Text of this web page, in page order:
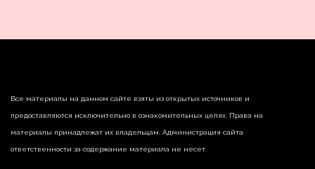
Все материалы на данном сайте взяты из открытых источников и
предоставляются исключительно в ознакомительных целях. Права на
материалы принадлежат их владельцам. Администрация сайта
ответственности за содержание материала не несет.